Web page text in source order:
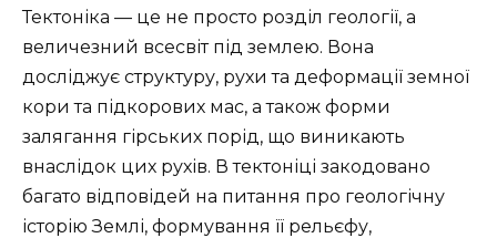
Тектоніка — це не просто розділ геології, а
величезний всесвіт під землею. Вона
досліджує структуру, рухи та деформації земної
кори та підкорових мас, а також форми
залягання гірських порід, що виникають
внаслідок цих рухів. В тектоніці закодовано
багато відповідей на питання про геологічну
історію Землі, формування її рельєфу,